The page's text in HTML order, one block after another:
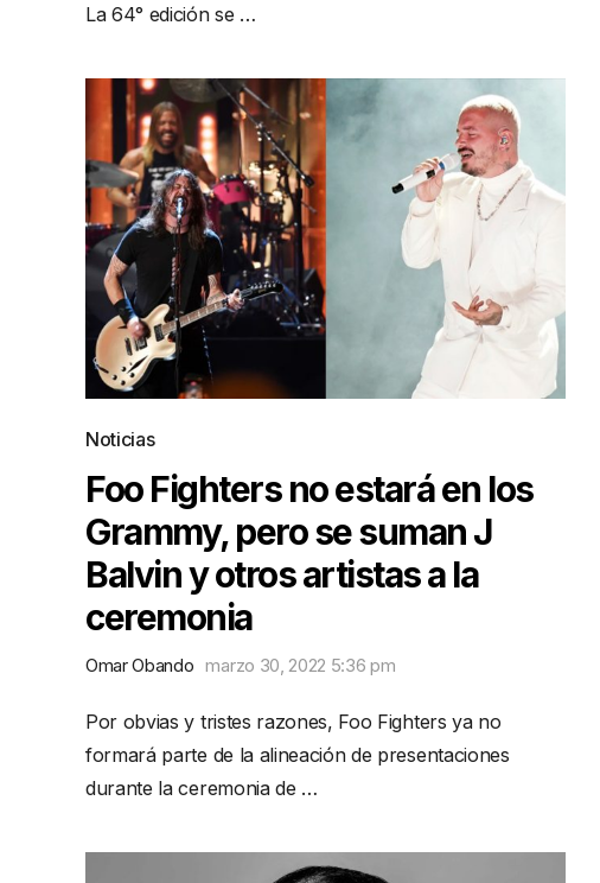
La 64° edición se …
Noticias
Foo Fighters no estará en los
Grammy, pero se suman J
Balvin y otros artistas a la
ceremonia
Omar Obando marzo 30, 2022 5:36 pm
Por obvias y tristes razones, Foo Fighters ya no
formará parte de la alineación de presentaciones
durante la ceremonia de …